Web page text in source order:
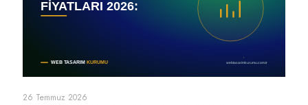
26 Temmuz 2026